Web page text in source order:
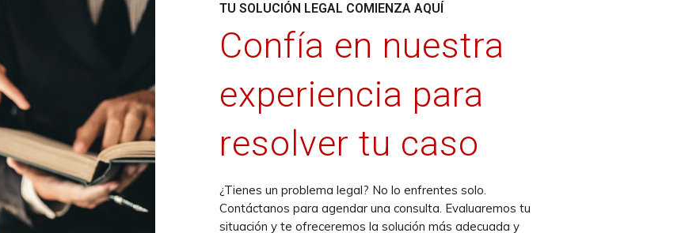
TU SOLUCIÓN LEGAL COMIENZA AQUÍ
Confía en nuestra
experiencia para
resolver tu caso
¿Tienes un problema legal? No lo enfrentes solo.
Contáctanos para agendar una consulta. Evaluaremos tu
situación y te ofreceremos la solución más adecuada y